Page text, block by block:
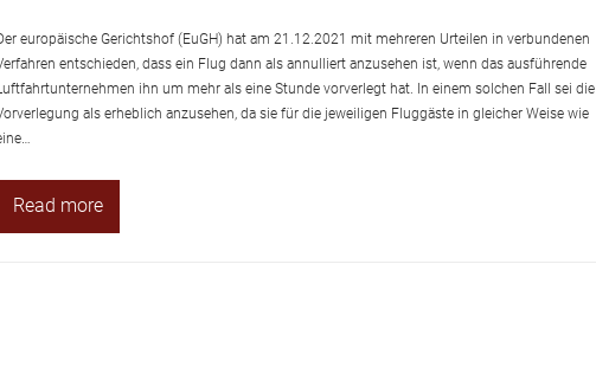
europäische Gerichtshof (EuGH) hat am 21.12.2021 mit mehreren Urteilen in verbundenen
entschieden, dass ein Flug dann als annulliert anzusehen ist, wenn das ausführende
ihn um mehr als eine Stunde vorverlegt hat. In einem solchen Fall sei die
als erheblich anzusehen, da sie für die jeweiligen Fluggäste in gleicher Weise wie
Read more